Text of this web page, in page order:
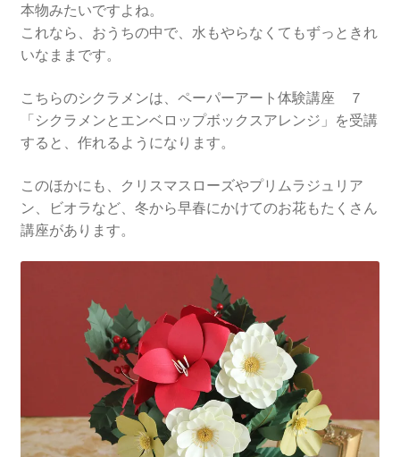
本物みたいですよね。
これなら、おうちの中で、水もやらなくてもずっときれ
いなままです。
こちらのシクラメンは、ペーパーアート体験講座 ７
「シクラメンとエンベロップボックスアレンジ」を受講
すると、作れるようになります。
このほかにも、クリスマスローズやプリムラジュリア
ン、ビオラなど、冬から早春にかけてのお花もたくさん
講座があります。